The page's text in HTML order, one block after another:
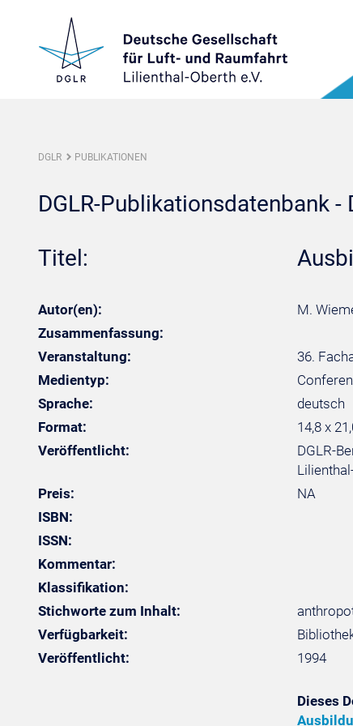
DGLR PUBLIKATIONEN
DGLR-Publikationsdatenbank -
Titel:
Autor(en):
M.
Zusammenfassung:
Veranstaltung:
36.
Medientyp:
Sprache:
deutsch
Format:
14,8 x
Veröffentlicht:
DGLR-
Preis:
NA
ISBN:
ISSN:
Kommentar:
Klassifikation:
Stichworte zum Inhalt:
Verfügbarkeit:
Veröffentlicht:
1994
Dieses